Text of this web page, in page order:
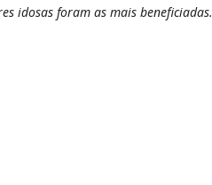
idosas foram as mais beneficiadas.